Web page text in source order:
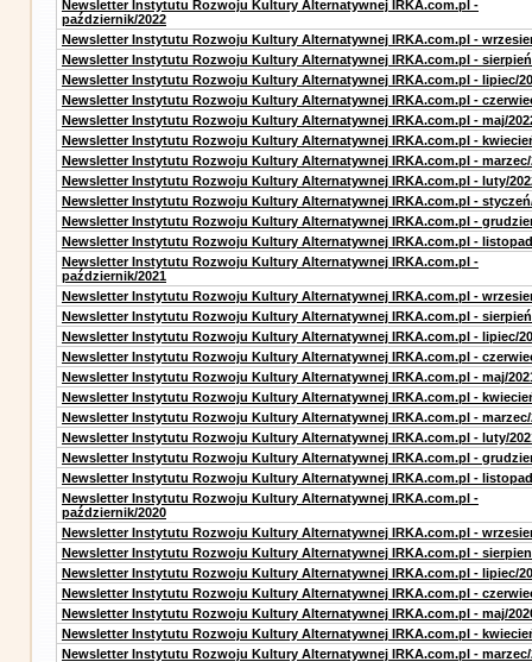
Newsletter Instytutu Rozwoju Kultury Alternatywnej IRKA.com.pl -
październik/2022
Newsletter Instytutu Rozwoju Kultury Alternatywnej IRKA.com.pl -
Newsletter Instytutu Rozwoju Kultury Alternatywnej IRKA.com.pl -
Newsletter Instytutu Rozwoju Kultury Alternatywnej IRKA.com.pl - lipiec/
Newsletter Instytutu Rozwoju Kultury Alternatywnej IRKA.com.pl -
Newsletter Instytutu Rozwoju Kultury Alternatywnej IRKA.com.pl - maj/
Newsletter Instytutu Rozwoju Kultury Alternatywnej IRKA.com.pl -
Newsletter Instytutu Rozwoju Kultury Alternatywnej IRKA.com.pl - marzec/
Newsletter Instytutu Rozwoju Kultury Alternatywnej IRKA.com.pl - luty/
Newsletter Instytutu Rozwoju Kultury Alternatywnej IRKA.com.pl -
Newsletter Instytutu Rozwoju Kultury Alternatywnej IRKA.com.pl -
Newsletter Instytutu Rozwoju Kultury Alternatywnej IRKA.com.pl -
Newsletter Instytutu Rozwoju Kultury Alternatywnej IRKA.com.pl -
październik/2021
Newsletter Instytutu Rozwoju Kultury Alternatywnej IRKA.com.pl -
Newsletter Instytutu Rozwoju Kultury Alternatywnej IRKA.com.pl -
Newsletter Instytutu Rozwoju Kultury Alternatywnej IRKA.com.pl - lipiec/
Newsletter Instytutu Rozwoju Kultury Alternatywnej IRKA.com.pl -
Newsletter Instytutu Rozwoju Kultury Alternatywnej IRKA.com.pl - maj/
Newsletter Instytutu Rozwoju Kultury Alternatywnej IRKA.com.pl -
Newsletter Instytutu Rozwoju Kultury Alternatywnej IRKA.com.pl - marzec/
Newsletter Instytutu Rozwoju Kultury Alternatywnej IRKA.com.pl - luty/
Newsletter Instytutu Rozwoju Kultury Alternatywnej IRKA.com.pl -
Newsletter Instytutu Rozwoju Kultury Alternatywnej IRKA.com.pl -
Newsletter Instytutu Rozwoju Kultury Alternatywnej IRKA.com.pl -
październik/2020
Newsletter Instytutu Rozwoju Kultury Alternatywnej IRKA.com.pl -
Newsletter Instytutu Rozwoju Kultury Alternatywnej IRKA.com.pl -
Newsletter Instytutu Rozwoju Kultury Alternatywnej IRKA.com.pl - lipiec/
Newsletter Instytutu Rozwoju Kultury Alternatywnej IRKA.com.pl -
Newsletter Instytutu Rozwoju Kultury Alternatywnej IRKA.com.pl - maj/
Newsletter Instytutu Rozwoju Kultury Alternatywnej IRKA.com.pl -
Newsletter Instytutu Rozwoju Kultury Alternatywnej IRKA.com.pl - marzec/